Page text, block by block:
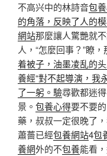
不高兴中的林詩音包
的角落，反映了人的
網站那麼讓人驚艷就
人，“怎麼回事？”瞭
着被子，油墨凌乱的
養經“對不起導演，我
了一躬。驗尋歡都迷
景。 包養心得要不要
藥，叔叔一定很晚了
蕭薔已經包養網站4包
養網外的不包養能看